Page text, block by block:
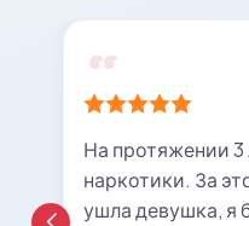
На протяжении 3
наркотики. За
ушла девушка, я